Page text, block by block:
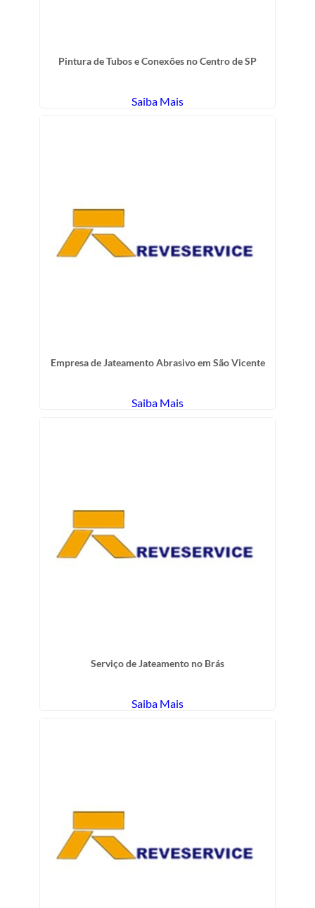
Pintura de Tubos e Conexões no Centro de SP
Saiba Mais
Empresa de Jateamento Abrasivo em São Vicente
Saiba Mais
Serviço de Jateamento no Brás
Saiba Mais